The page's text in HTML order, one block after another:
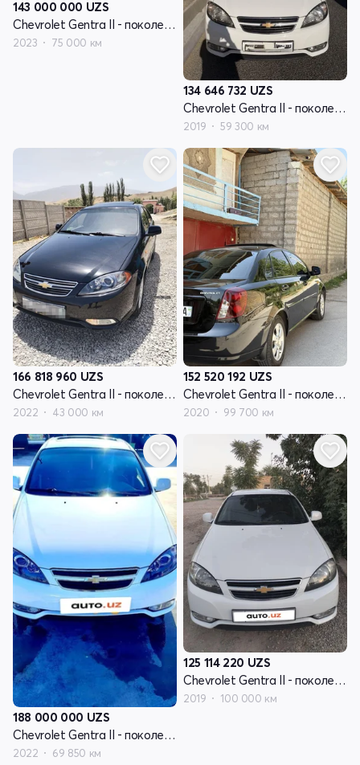
143 000 000 UZS
Chevrolet Gentra II - поколение
2023 75 000 км
134 646 732 UZS
Chevrolet Gentra II - поколение
2019 59 300 км
166 818 960 UZS
Chevrolet Gentra II - поколение
2022 43 000 км
152 520 192 UZS
Chevrolet Gentra II - поколение
2020 99 700 км
188 000 000 UZS
Chevrolet Gentra II - поколение
2022 69 850 км
125 114 220 UZS
Chevrolet Gentra II - поколение
2019 100 000 км